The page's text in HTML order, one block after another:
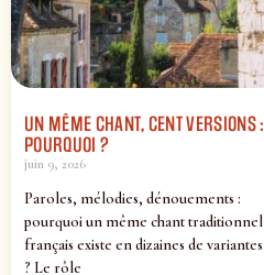
UN MÊME CHANT, CENT VERSIONS :
POURQUOI ?
juin 9, 2026
Paroles, mélodies, dénouements :
pourquoi un même chant traditionnel
français existe en dizaines de variantes
? Le rôle